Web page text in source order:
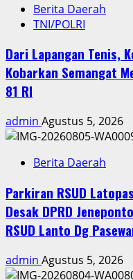
Berita Daerah
TNI/POLRI
Dari Lapangan Tenis,
Kobarkan Semangat
81 RI
admin Agustus 5, 2026
Berita Daerah
Parkiran RSUD
Desak DPRD
RSUD Lanto Dg
admin Agustus 5, 2026